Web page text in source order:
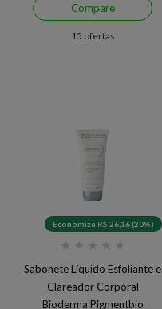
Compare
15 ofertas
Economize R$ 26,16 (20%)
★ ★ ★ ★ ★
Sabonete Líquido Esfoliante e
Clareador Corporal
Bioderma Pigmentbio